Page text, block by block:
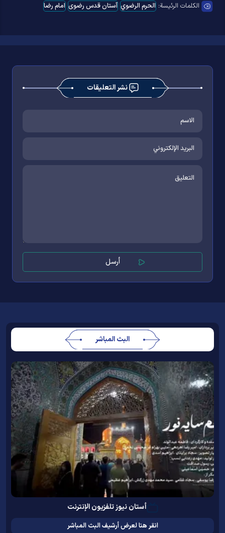
الكلمات الرئيسة: الحرم الرضوي آستان قدس رضوی امام رضا
نشر التعليقات
البث المباشر
أستان نيوز تلفزيون الإنترنت
انقر هنا لعرض أرشيف البث المباشر